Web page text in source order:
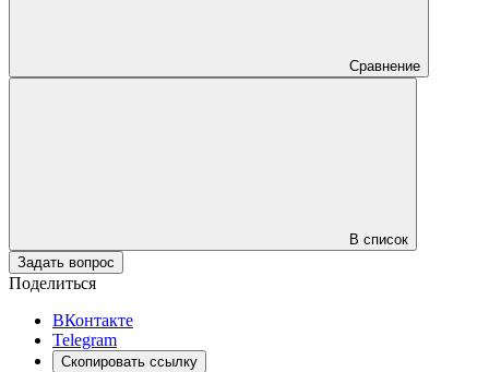
Сравнение
В список
Задать вопрос
Поделиться
ВКонтакте
Telegram
Скопировать ссылку